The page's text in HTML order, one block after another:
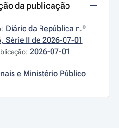
da publicação
Diário da República n.º
Série II de 2026-07-01
2026-07-01
e Ministério Público